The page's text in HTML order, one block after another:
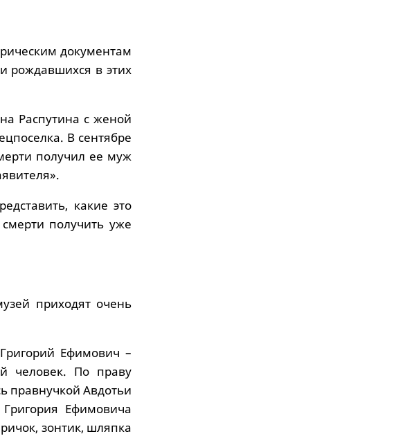
документам
рождавшихся в этих
Распутина с женой
В сентябре
получил ее муж
какие это
получить уже
приходят очень
Ефимович –
человек. По праву
правнучкой Авдотьи
Ефимовича
зонтик, шляпка